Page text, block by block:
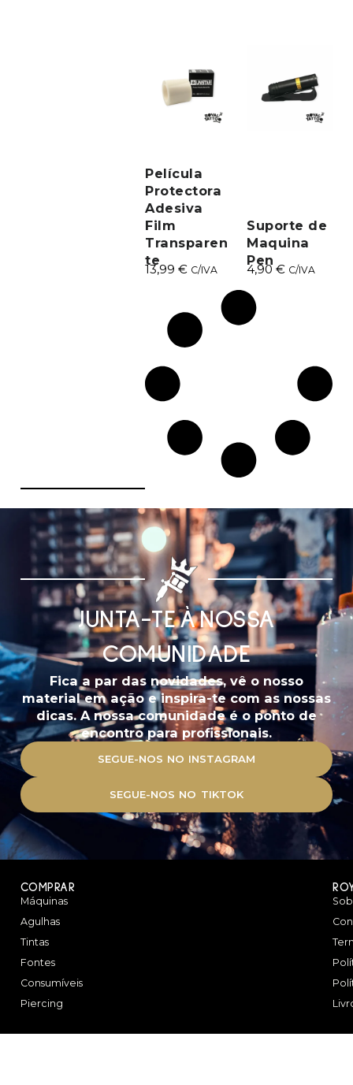
Película
Protectora
Adesiva
Film
Transparen
te
13,99€ C/IVA
Suporte de
Maquina
Pen
4,90€ C/IVA
JUNTA-TE À NOSSA
COMUNIDADE
Fica a par das novidades, vê o nosso
material em ação e inspira-te com as nossas
dicas. A nossa comunidade é o ponto de
encontro para profissionais.
SEGUE-NOS NO INSTAGRAM
SEGUE-NOS NO TIKTOK
COMPRAR
Máquinas
Agulhas
Tintas
Fontes
Consumíveis
Piercing